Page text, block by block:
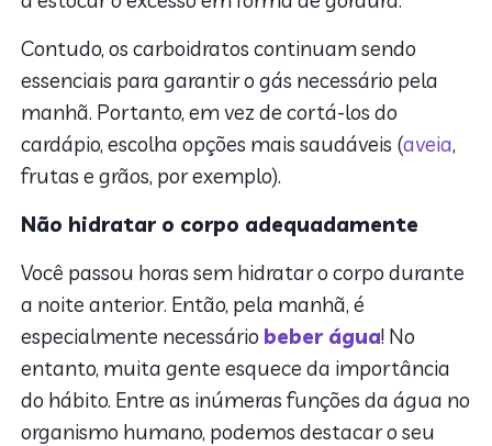
Contudo, os carboidratos continuam sendo
essenciais para garantir o gás necessário pela
manhã. Portanto, em vez de cortá-los do
cardápio, escolha opções mais saudáveis (aveia,
frutas e grãos, por exemplo).
Não hidratar o corpo adequadamente
Você passou horas sem hidratar o corpo durante
a noite anterior. Então, pela manhã, é
especialmente necessário beber água! No
entanto, muita gente esquece da importância
do hábito. Entre as inúmeras funções da água no
organismo humano, podemos destacar o seu